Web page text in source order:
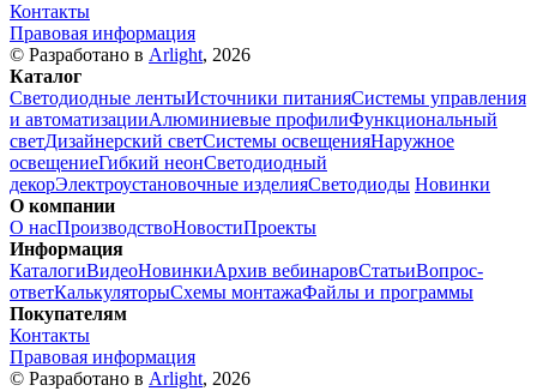
Контакты
Правовая информация
© Разработано в Arlight, 2026
Каталог
Светодиодные лентыИсточники питанияСистемы управления
и автоматизацииАлюминиевые профилиФункциональный
светДизайнерский светСистемы освещенияНаружное
освещениеГибкий неонСветодиодный
декорЭлектроустановочные изделияСветодиоды Новинки
О компании
О насПроизводствоНовостиПроекты
Информация
КаталогиВидеоНовинкиАрхив вебинаровСтатьиВопрос-
ответКалькуляторыСхемы монтажаФайлы и программы
Покупателям
Контакты
Правовая информация
© Разработано в Arlight, 2026